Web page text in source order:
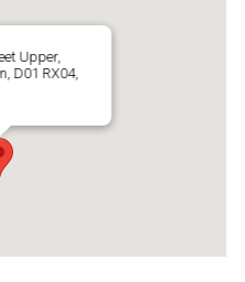
Upper,
D01 RX04,